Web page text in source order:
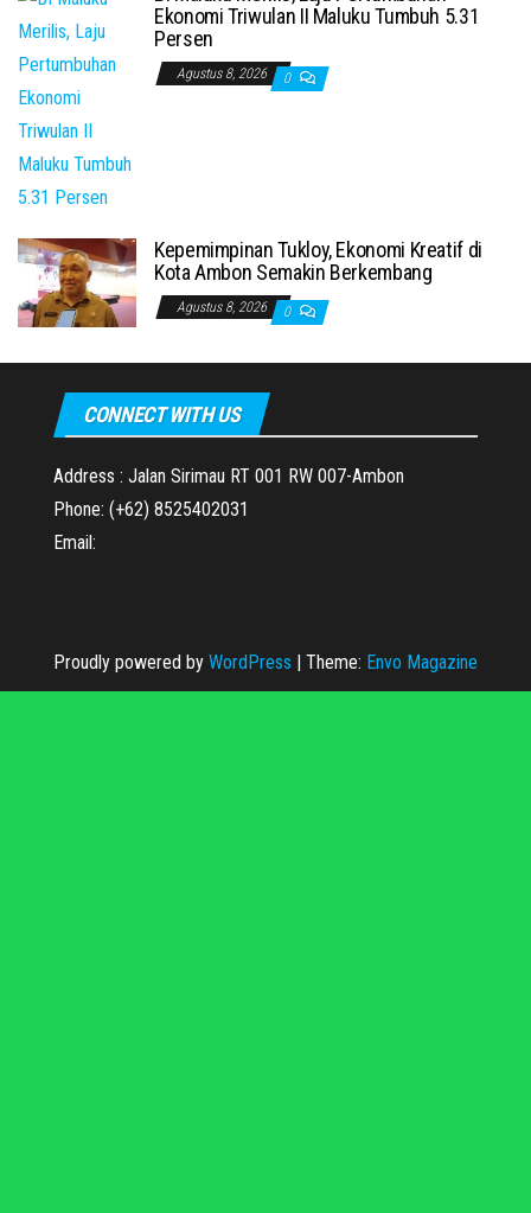
Ekonomi Triwulan II Maluku Tumbuh 5.31
Persen
Agustus 8, 2026 0
Kepemimpinan Tukloy, Ekonomi Kreatif di
Kota Ambon Semakin Berkembang
Agustus 8, 2026 0
CONNECT WITH US
Address : Jalan Sirimau RT 001 RW 007-Ambon
Phone: (+62) 8525402031
Email:
Proudly powered by WordPress | Theme: Envo Magazine